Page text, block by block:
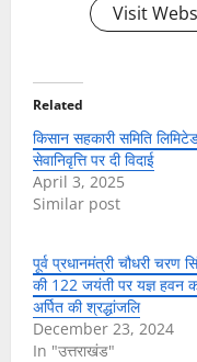
Visit
Related
किसान सहकारी समिति
सेवानिवृत्ति पर दी विदाई
April 3, 2025
Similar post
पूर्व प्रधानमंत्री चौधरी चरण
की 122 जयंती पर यज्ञ हवन
अर्पित की श्रद्धांजलि
December 23, 2024
In "उत्तराखंड"